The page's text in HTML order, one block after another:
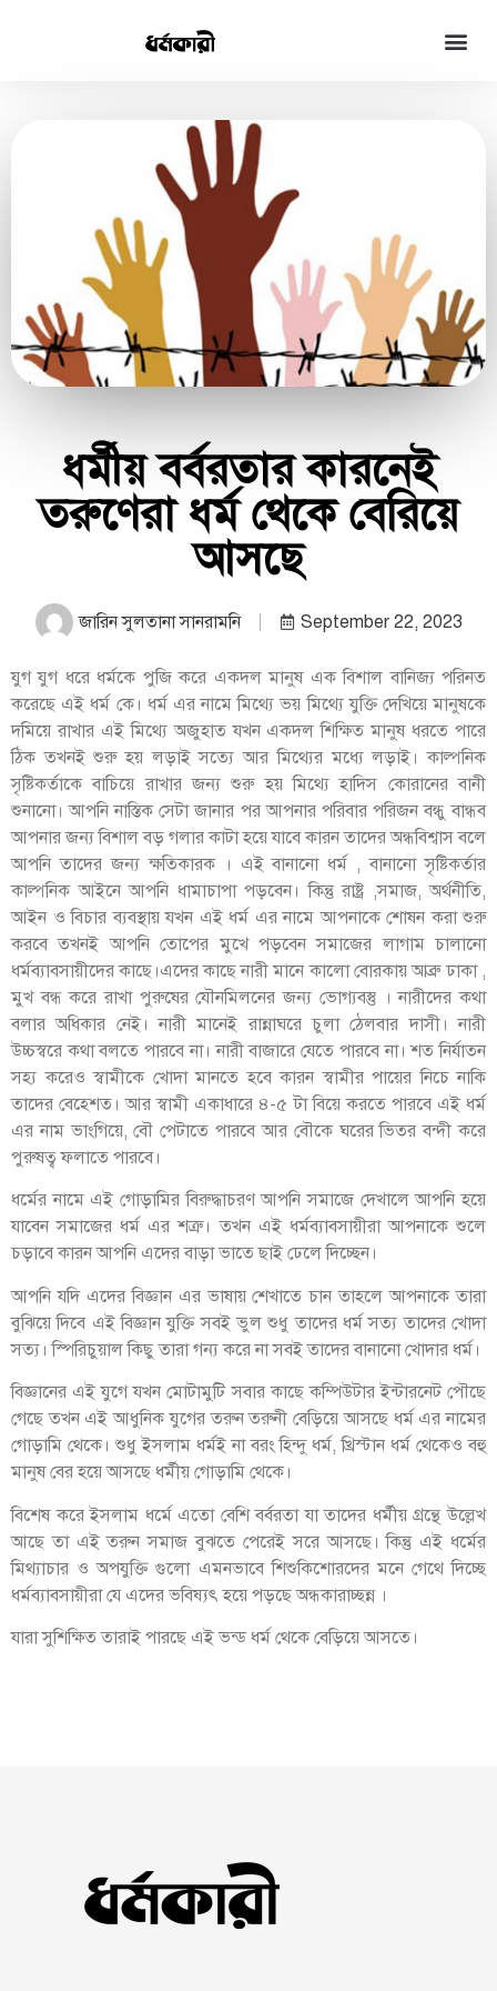
ধর্মীয় বর্বরতার কারনেই
তরুণেরা ধর্ম থেকে বেরিয়ে
আসছে
জারিন সুলতানা সানরামনি September 22, 2023
যুগ যুগ ধরে ধর্মকে পুজি করে একদল মানুষ এক বিশাল বানিজ্য পরিনত
করেছে এই ধর্ম কে। ধর্ম এর নামে মিথ্যে ভয় মিথ্যে যুক্তি দেখিয়ে মানুষকে
দমিয়ে রাখার এই মিথ্যে অজুহাত যখন একদল শিক্ষিত মানুষ ধরতে পারে
ঠিক তখনই শুরু হয় লড়াই সত্যে আর মিথ্যের মধ্যে লড়াই। কাল্পনিক
সৃষ্টিকর্তাকে বাচিয়ে রাখার জন্য শুরু হয় মিথ্যে হাদিস কোরানের বানী
শুনানো। আপনি নাস্তিক সেটা জানার পর আপনার পরিবার পরিজন বন্ধু বান্ধব
আপনার জন্য বিশাল বড় গলার কাটা হয়ে যাবে কারন তাদের অন্ধবিশ্বাস বলে
আপনি তাদের জন্য ক্ষতিকারক । এই বানানো ধর্ম , বানানো সৃষ্টিকর্তার
কাল্পনিক আইনে আপনি ধামাচাপা পড়বেন। কিন্তু রাষ্ট্র ,সমাজ, অর্থনীতি,
আইন ও বিচার ব্যবস্থায় যখন এই ধর্ম এর নামে আপনাকে শোষন করা শুরু
করবে তখনই আপনি তোপের মুখে পড়বেন সমাজের লাগাম চালানো
ধর্মব্যাবসায়ীদের কাছে।এদের কাছে নারী মানে কালো বোরকায় আব্রু ঢাকা ,
মুখ বন্ধ করে রাখা পুরুষের যৌনমিলনের জন্য ভোগ্যবস্তু । নারীদের কথা
বলার অধিকার নেই। নারী মানেই রান্নাঘরে চুলা ঠেলবার দাসী। নারী
উচ্চস্বরে কথা বলতে পারবে না। নারী বাজারে যেতে পারবে না। শত নির্যাতন
সহ্য করেও স্বামীকে খোদা মানতে হবে কারন স্বামীর পায়ের নিচে নাকি
তাদের বেহেশত। আর স্বামী একাধারে ৪-৫ টা বিয়ে করতে পারবে এই ধর্ম
এর নাম ভাংগিয়ে, বৌ পেটাতে পারবে আর বৌকে ঘরের ভিতর বন্দী করে
পুরুষত্ব ফলাতে পারবে।
ধর্মের নামে এই গোড়ামির বিরুদ্ধাচরণ আপনি সমাজে দেখালে আপনি হয়ে
যাবেন সমাজের ধর্ম এর শত্রু। তখন এই ধর্মব্যাবসায়ীরা আপনাকে শুলে
চড়াবে কারন আপনি এদের বাড়া ভাতে ছাই ঢেলে দিচ্ছেন।
আপনি যদি এদের বিজ্ঞান এর ভাষায় শেখাতে চান তাহলে আপনাকে তারা
বুঝিয়ে দিবে এই বিজ্ঞান যুক্তি সবই ভুল শুধু তাদের ধর্ম সত্য তাদের খোদা
সত্য। স্পিরিচুয়াল কিছু তারা গন্য করে না সবই তাদের বানানো খোদার ধর্ম।
বিজ্ঞানের এই যুগে যখন মোটামুটি সবার কাছে কম্পিউটার ইন্টারনেট পৌছে
গেছে তখন এই আধুনিক যুগের তরুন তরুনী বেড়িয়ে আসছে ধর্ম এর নামের
গোড়ামি থেকে। শুধু ইসলাম ধর্মই না বরং হিন্দু ধর্ম, খ্রিস্টান ধর্ম থেকেও বহু
মানুষ বের হয়ে আসছে ধর্মীয় গোড়ামি থেকে।
বিশেষ করে ইসলাম ধর্মে এতো বেশি বর্বরতা যা তাদের ধর্মীয় গ্রন্থে উল্লেখ
আছে তা এই তরুন সমাজ বুঝতে পেরেই সরে আসছে। কিন্তু এই ধর্মের
মিথ্যাচার ও অপযুক্তি গুলো এমনভাবে শিশুকিশোরদের মনে গেথে দিচ্ছে
ধর্মব্যাবসায়ীরা যে এদের ভবিষ্যৎ হয়ে পড়ছে অন্ধকারাচ্ছন্ন ।
যারা সুশিক্ষিত তারাই পারছে এই ভন্ড ধর্ম থেকে বেড়িয়ে আসতে।